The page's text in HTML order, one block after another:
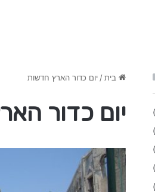
בית / יום כדור הארץ חדשות
יום כדור